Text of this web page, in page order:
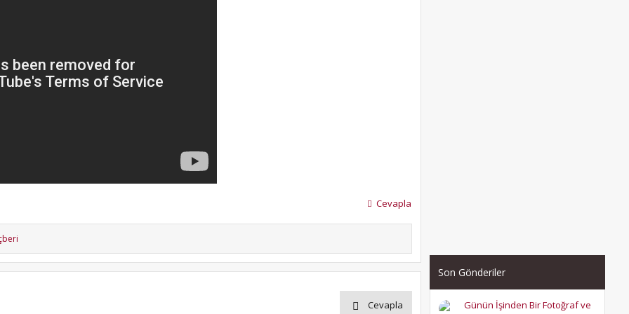
Cevapla
Cevapla
Son Gönderiler
Günün İşinden Bir Fotoğraf ve